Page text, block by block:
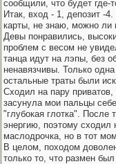
сообщили, что будет где-
Итак, вход - 1, депозит -
карты, не знаю, можно ли
Девы понравились,
проблем с весом не
танца идут на лэпы, без
ненавязчивы. Только
остальные траты были
Сходил на пару
засунула мои пальцы
"глубокая глотка". После
энергию, поэтому сходил
маслодрочка, но в тот
В целом, походом
только то, что размен